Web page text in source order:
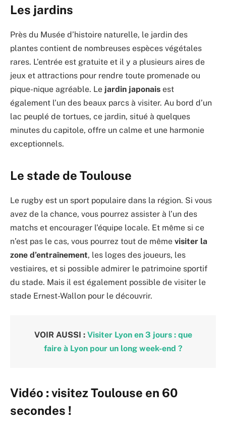
Les jardins
Près du Musée d’histoire naturelle, le jardin des
plantes contient de nombreuses espèces végétales
rares. L’entrée est gratuite et il y a plusieurs aires de
jeux et attractions pour rendre toute promenade ou
pique-nique agréable. Le jardin japonais est
également l’un des beaux parcs à visiter. Au bord d’un
lac peuplé de tortues, ce jardin, situé à quelques
minutes du capitole, offre un calme et une harmonie
exceptionnels.
Le stade de Toulouse
Le rugby est un sport populaire dans la région. Si vous
avez de la chance, vous pourrez assister à l’un des
matchs et encourager l’équipe locale. Et même si ce
n’est pas le cas, vous pourrez tout de même visiter la
zone d’entraînement, les loges des joueurs, les
vestiaires, et si possible admirer le patrimoine sportif
du stade. Mais il est également possible de visiter le
stade Ernest-Wallon pour le découvrir.
VOIR AUSSI : Visiter Lyon en 3 jours : que
faire à Lyon pour un long week-end ?
Vidéo : visitez Toulouse en 60
secondes !